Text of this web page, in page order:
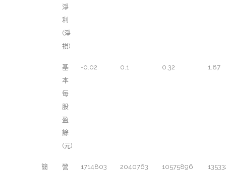
淨
利
(淨
損)
基
本
每
股
盈
餘
(元)
-0.02 0.1 0.32 1.87
簡
營
1714803 2040763 10575896